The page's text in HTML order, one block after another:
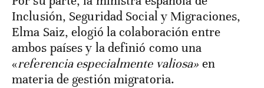
Inclusión, Seguridad Social y Migraciones,
Elma Saiz, elogió la colaboración entre
ambos países y la definió como una
«referencia especialmente valiosa» en
materia de gestión migratoria.